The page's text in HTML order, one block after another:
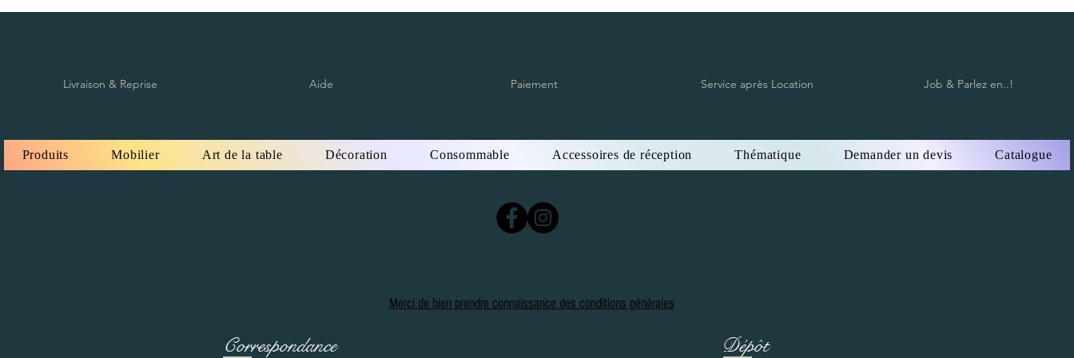
Produits Mobilier Art de la table Décoration Consommable Accessoires de réception Thématique Demander un devis Catalogue
Merci de bien prendre connaissance des conditions générales
Correspondance Dépôt
Livraison & Reprise Aide Paiement Service après Location Job & Parlez en..!